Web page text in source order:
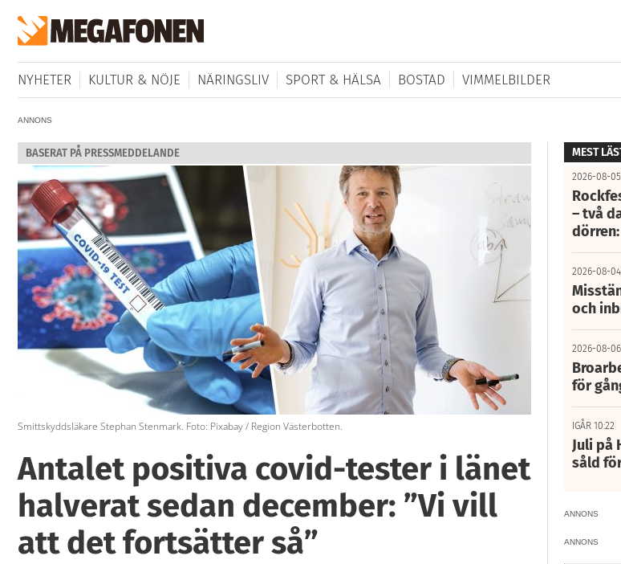
NYHETER KULTUR & NÖJE NÄRINGSLIV SPORT & HÄLSA BOSTAD VIMMELBILDER
ANNONS
BASERAT PÅ PRESSMEDDELANDE
Smittskyddsläkare Stephan Stenmark. Foto: Pixabay / Region Västerbotten.
Antalet positiva covid-tester i länet
halverat sedan december: ”Vi vill
att det fortsätter så”
MEST
2026-08-05
– två
2026-08-04
och
2026-08-06
för
IGÅR 10:22
Juli på
såld
ANNONS
ANNONS